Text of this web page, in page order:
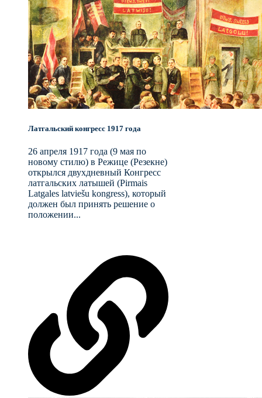
Латгальский конгресс 1917 года
26 апреля 1917 года (9 мая по
новому стилю) в Режице (Резекне)
открылся двухдневный Конгресс
латгальских латышей (Pirmais
Latgales latviešu kongress), который
должен был принять решение о
положении...